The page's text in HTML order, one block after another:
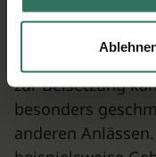
die Angehörigen
kommt
durch einen
zur Beisetzung
besonders
anderen